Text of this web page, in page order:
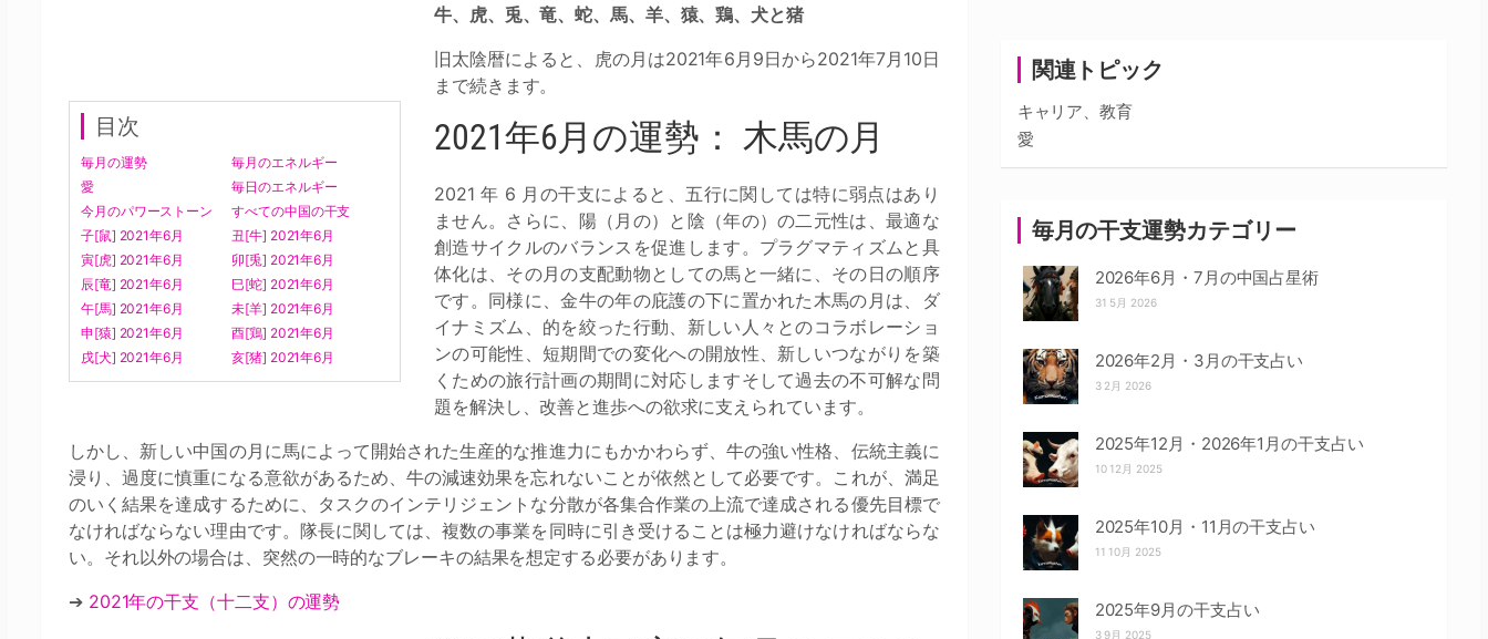
目次
毎月の運勢
毎月のエネルギー
愛
毎日のエネルギー
今月のパワーストーン
すべての中国の干支
子[鼠] 2021年6月
丑[牛] 2021年6月
寅[虎] 2021年6月
卯[兎] 2021年6月
辰[竜] 2021年6月
巳[蛇] 2021年6月
午[馬] 2021年6月
未[羊] 2021年6月
申[猿] 2021年6月
酉[鶏] 2021年6月
戌[犬] 2021年6月
亥[猪] 2021年6月
牛、虎、兎、竜、蛇、馬、羊、猿、鶏、犬と猪
旧太陰暦によると、虎の月は2021年6月9日から2021年7月10日
まで続きます。
2021年6月の運勢： 木馬の月
2021 年 6 月の干支によると、五行に関しては特に弱点はあり
ません。さらに、陽（月の）と陰（年の）の二元性は、最適な
創造サイクルのバランスを促進します。プラグマティズムと具
体化は、その月の支配動物としての馬と一緒に、その日の順序
です。同様に、金牛の年の庇護の下に置かれた木馬の月は、ダ
イナミズム、的を絞った行動、新しい人々とのコラボレーショ
ンの可能性、短期間での変化への開放性、新しいつながりを築
くための旅行計画の期間に対応しますそして過去の不可解な問
題を解決し、改善と進歩への欲求に支えられています。
しかし、新しい中国の月に馬によって開始された生産的な推進力にもかかわらず、牛の強い性格、伝統主義に
浸り、過度に慎重になる意欲があるため、牛の減速効果を忘れないことが依然として必要です。これが、満足
のいく結果を達成するために、タスクのインテリジェントな分散が各集合作業の上流で達成される優先目標で
なければならない理由です。隊長に関しては、複数の事業を同時に引き受けることは極力避けなければならな
い。それ以外の場合は、突然の一時的なブレーキの結果を想定する必要があります。
➔ 2021年の干支（十二支）の運勢
関連トピック
キャリア、教育
愛
毎月の干支運勢カテゴリー
2026年6月・7月の中国占星術
31 5月 2026
2026年2月・3月の干支占い
3 2月 2026
2025年12月・2026年1月の干支占い
10 12月 2025
2025年10月・11月の干支占い
11 10月 2025
2025年9月の干支占い
3 9月 2025